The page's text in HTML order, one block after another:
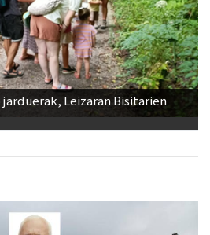
Leizaran Bisitarien